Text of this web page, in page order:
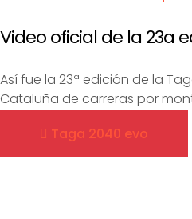
Video oficial de la 23a
Así fue la 23ª edición de la
Cataluña de carreras por
Taga 2040 evo